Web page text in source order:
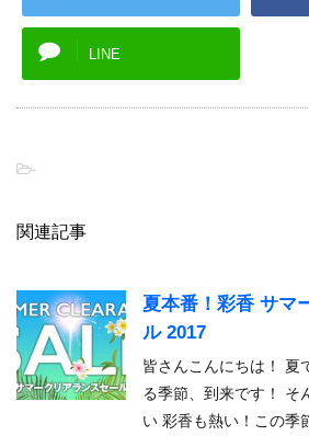
LINE
-
関連記事
夏本番！彩香 サマ
ル 2017
皆さんこんにちは！ 夏
る季節、到来です！ そ
い 彩香も熱い！この季